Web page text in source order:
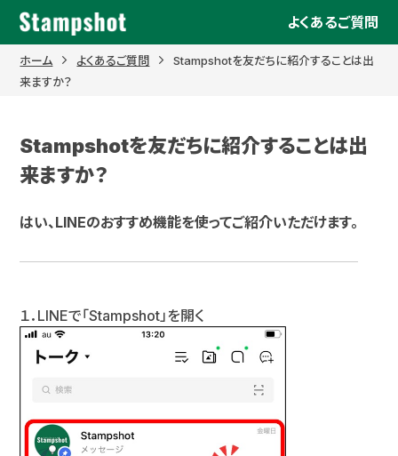
Skip
content
よくあるご質問
ホーム よくあるご質問
Stampshotを友だちに紹介することは出
来ますか？
Stampshotを友だちに紹介することは出
来ますか？
はい、LINEのおすすめ機能を使ってご紹介いただけます。
１．LINEで「Stampshot」を開く